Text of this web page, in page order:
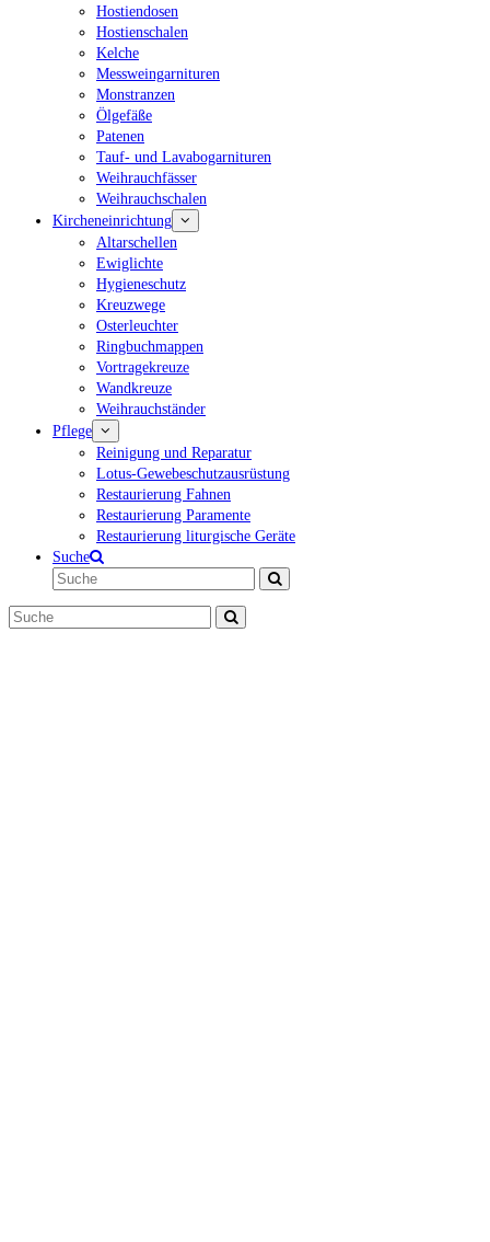
Hostiendosen
Hostienschalen
Kelche
Messweingarnituren
Monstranzen
Ölgefäße
Patenen
Tauf- und Lavabogarnituren
Weihrauchfässer
Weihrauchschalen
Kircheneinrichtung
Altarschellen
Ewiglichte
Hygieneschutz
Kreuzwege
Osterleuchter
Ringbuchmappen
Vortragekreuze
Wandkreuze
Weihrauchständer
Pflege
Reinigung und Reparatur
Lotus-Gewebeschutzausrüstung
Restaurierung Fahnen
Restaurierung Paramente
Restaurierung liturgische Geräte
Suche
Suche
Suche